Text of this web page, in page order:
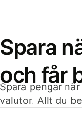
Spara
och får
Spara pengar
valutor. Allt du